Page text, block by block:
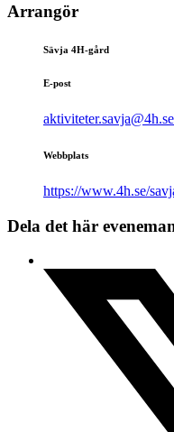
Arrangör
Sävja 4H-gård
E-post
aktiviteter.savja@4h.se
Webbplats
https://www.4h.se/
Dela det här